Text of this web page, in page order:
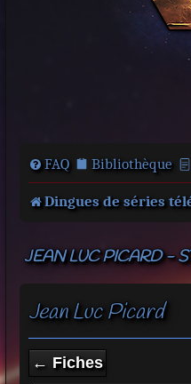
FAQ Bibliothèque
Dingues de séries
JEAN LUC PICARD -
Jean Luc Picard
← Fiches